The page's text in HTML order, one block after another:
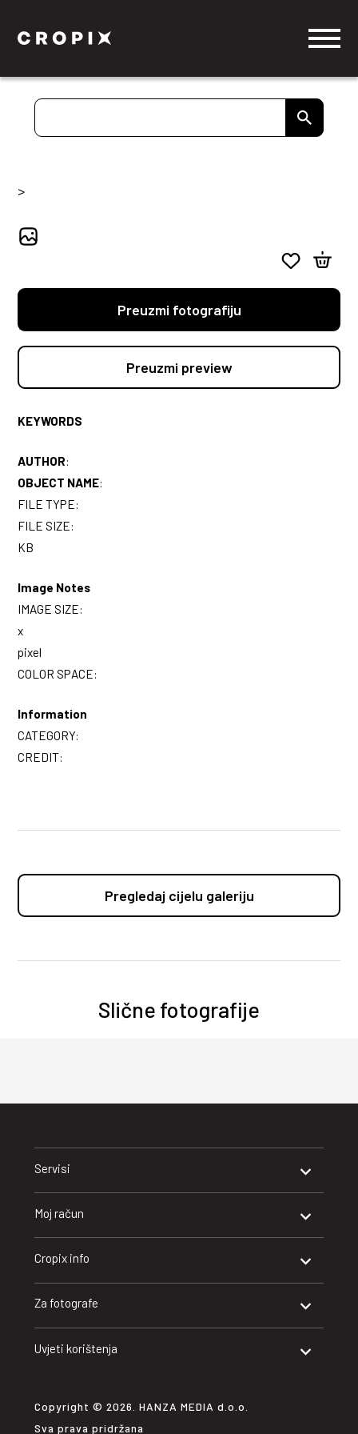
>
Preuzmi fotografiju
Preuzmi preview
KEYWORDS
AUTHOR:
OBJECT NAME:
FILE TYPE:
FILE SIZE:
KB
Image Notes
IMAGE SIZE:
x
pixel
COLOR SPACE:
Information
CATEGORY:
CREDIT:
Pregledaj cijelu galeriju
Slične fotografije
Servisi
Moj račun
Cropix info
Za fotografe
Uvjeti korištenja
Copyright © 2026. HANZA MEDIA d.o.o.
Sva prava pridržana